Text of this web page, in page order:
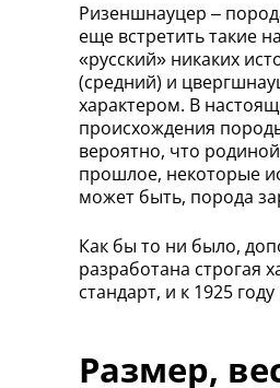
Ризеншнауцер –
еще встретить такие
«русский» никаких
(средний) и
характером. В
происхождения
вероятно, что
прошлое, некоторые
может быть, порода
Как бы то ни было,
разработана строгая
стандарт, и к 1925
Размер,